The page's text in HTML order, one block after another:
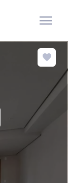
menu